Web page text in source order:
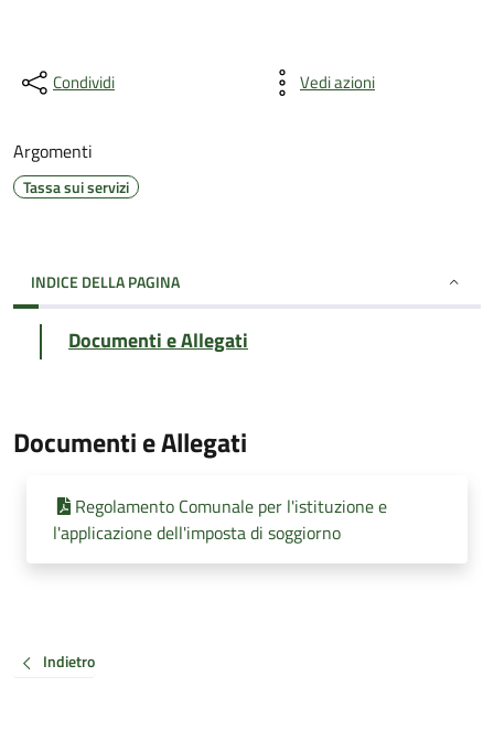
Condividi Vedi azioni
Argomenti
Tassa sui servizi
INDICE DELLA PAGINA
Documenti e Allegati
Documenti e Allegati
Regolamento Comunale per l'istituzione e
l'applicazione dell'imposta di soggiorno
Indietro